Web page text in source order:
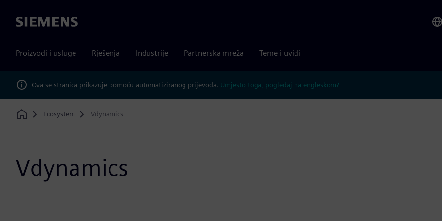
Siemens
Proizvodi i usluge Rješenja Industrije Partnerska mreža Teme i uvidi
Ova se stranica prikazuje pomoću automatiziranog prijevoda. Umjesto toga, pogledaj na engleskom?
Home
Ecosystem Vdynamics
Vdynamics